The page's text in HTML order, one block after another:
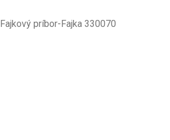
Fajkový príbor-Fajka 330070